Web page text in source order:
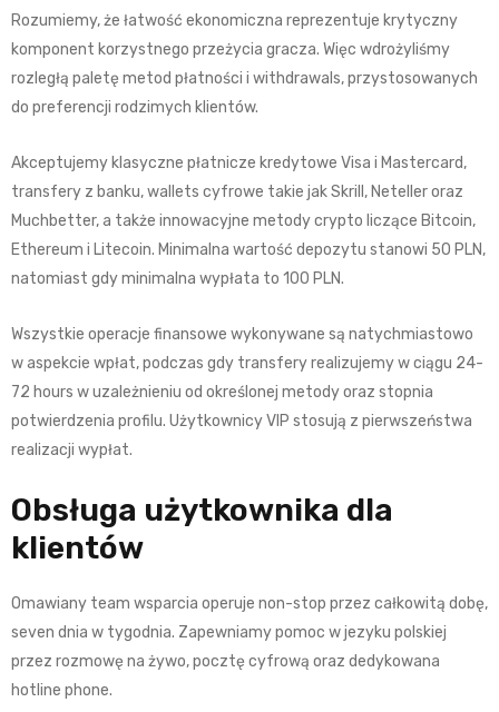
Rozumiemy, że łatwość ekonomiczna reprezentuje krytyczny
komponent korzystnego przeżycia gracza. Więc wdrożyliśmy
rozległą paletę metod płatności i withdrawals, przystosowanych
do preferencji rodzimych klientów.
Akceptujemy klasyczne płatnicze kredytowe Visa i Mastercard,
transfery z banku, wallets cyfrowe takie jak Skrill, Neteller oraz
Muchbetter, a także innowacyjne metody crypto liczące Bitcoin,
Ethereum i Litecoin. Minimalna wartość depozytu stanowi 50 PLN,
natomiast gdy minimalna wypłata to 100 PLN.
Wszystkie operacje finansowe wykonywane są natychmiastowo
w aspekcie wpłat, podczas gdy transfery realizujemy w ciągu 24-
72 hours w uzależnieniu od określonej metody oraz stopnia
potwierdzenia profilu. Użytkownicy VIP stosują z pierwszeństwa
realizacji wypłat.
Obsługa użytkownika dla
klientów
Omawiany team wsparcia operuje non-stop przez całkowitą dobę,
seven dnia w tygodnia. Zapewniamy pomoc w jezyku polskiej
przez rozmowę na żywo, pocztę cyfrową oraz dedykowana
hotline phone.